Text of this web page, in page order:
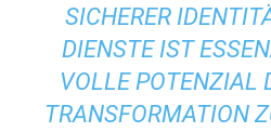
SICHERER
DIENSTE IST
VOLLE POTENZIAL
TRANSFORMATION